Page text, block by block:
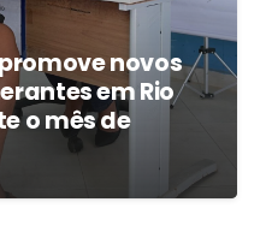
novos
em Rio
o mês de